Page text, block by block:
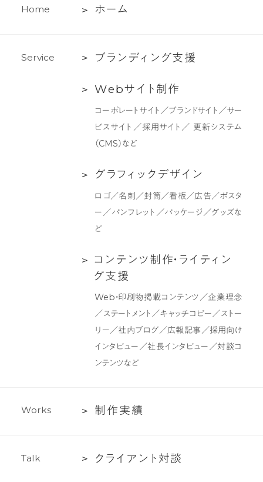
Home
ホ
ホーム
Service
ブ
ン
支
ブラ ン ディ ン グ支援
Web
作
Webサ イ ト 制 作
コーポレートサイト／ブランドサイト／サー
ビスサイト／採用サイト／ 更新システム
（CMS）など
グ
ク
グラフ ィ ッ ク デザイ ン
ロゴ／名刺／封筒／看板／広告／ポスタ
ー／パンフレット／パッケージ／グッズな
ど
コ
作・
テ
グ
コ ン テ ン ツ制 作・ ラ イ ティ ン
グ支援
Web・印刷物掲載コンテンツ／企業理念
／ステートメント／キャッチコピー／ストー
リー／社内ブログ／広報記事／採用向け
インタビュー／社長インタビュー／対談コ
ンテンツなど
Works
制
績
制 作実績
Talk
ク
ク ラ イ ア ン ト 対談